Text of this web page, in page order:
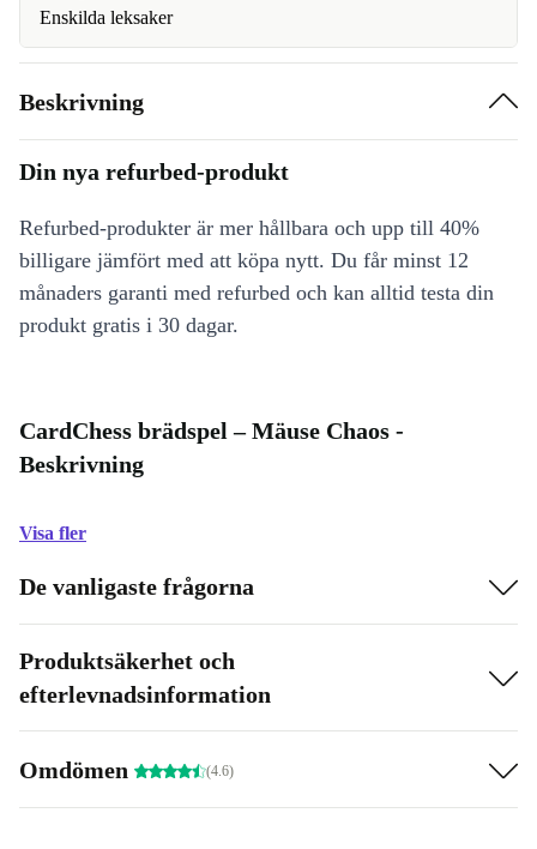
Enskilda leksaker
Beskrivning
Din nya refurbed-produkt
Refurbed-produkter är mer hållbara och upp till 40%
billigare jämfört med att köpa nytt. Du får minst 12
månaders garanti med refurbed och kan alltid testa din
produkt gratis i 30 dagar.
CardChess brädspel – Mäuse Chaos -
Beskrivning
Visa fler
De vanligaste frågorna
Produktsäkerhet och
efterlevnadsinformation
Omdömen (4.6)